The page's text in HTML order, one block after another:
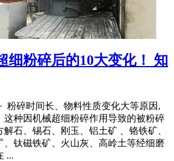
细粉碎后的10大变化！ 知
粉碎时间长、物料性质变化大等原因,
这种因机械超细粉碎作用导致的被粉碎
解石、锡石、刚玉、铝土矿 、铬铁矿、
、钛磁铁矿、火山灰、高岭土等经细磨
...